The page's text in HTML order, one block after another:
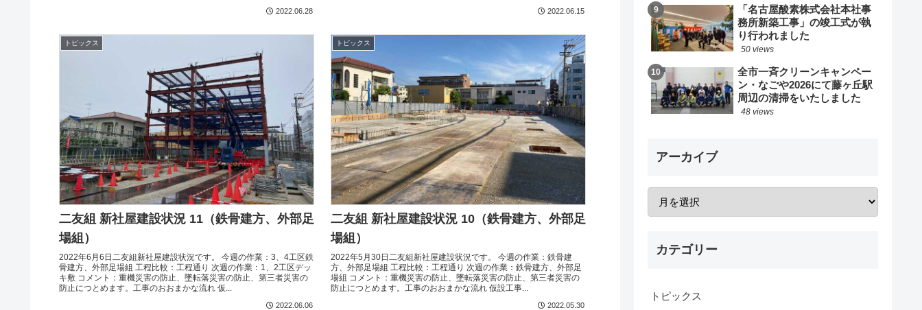
2022.06.28 2022.06.15
トピックス
二友組 新社屋建設状況 11（鉄骨建方、外部足
場組）
2022年6月6日二友組新社屋建設状況です。 今週の作業：3、4工区鉄
骨建方、外部足場組 工程比較：工程通り 次週の作業：1、2工区デッ
キ敷 コメント：重機災害の防止、墜転落災害の防止、第三者災害の
防止につとめます。工事のおおまかな流れ 仮...
2022.06.06
トピックス
二友組 新社屋建設状況 10（鉄骨建方、外部足
場組）
2022年5月30日二友組新社屋建設状況です。 今週の作業：鉄骨建
方、外部足場組 工程比較：工程通り 次週の作業：鉄骨建方、外部足
場組 コメント：重機災害の防止、墜転落災害の防止、第三者災害の
防止につとめます。工事のおおまかな流れ 仮設工事...
2022.05.30
「名古屋酸素株式会社本社事
務所新築工事」の竣工式が執
り行われました
50 views
全市一斉クリーンキャンペー
ン・なごや2026にて藤ヶ丘駅
周辺の清掃をいたしました
48 views
アーカイブ
カテゴリー
トピックス